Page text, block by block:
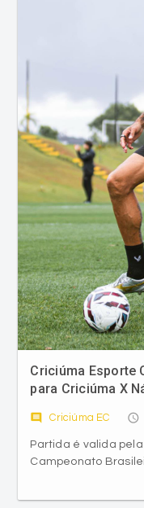
Criciúma Esporte
para Criciúma X
comment Criciúma EC access_time
Partida é valida
Campeonato